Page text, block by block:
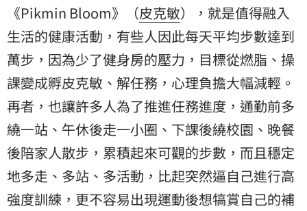
《Pikmin Bloom》（皮克敏），就是值得融入
生活的健康活動，有些人因此每天平均步數達到
萬步，因為少了健身房的壓力，目標從燃脂、操
課變成孵皮克敏、解任務，心理負擔大幅減輕。
再者，也讓許多人為了推進任務進度，通勤前多
繞一站、午休後走一小圈、下課後繞校園、晚餐
後陪家人散步，累積起來可觀的步數，而且穩定
地多走、多站、多活動，比起突然逼自己進行高
強度訓練，更不容易出現運動後想犒賞自己的補